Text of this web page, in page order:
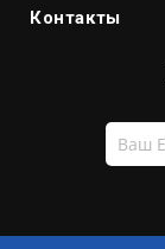
Контакты